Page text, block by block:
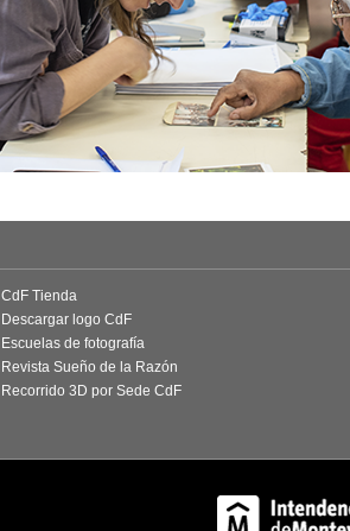
CdF Tienda
Descargar logo CdF
Escuelas de fotografía
Revista Sueño de la Razón
Recorrido 3D por Sede CdF